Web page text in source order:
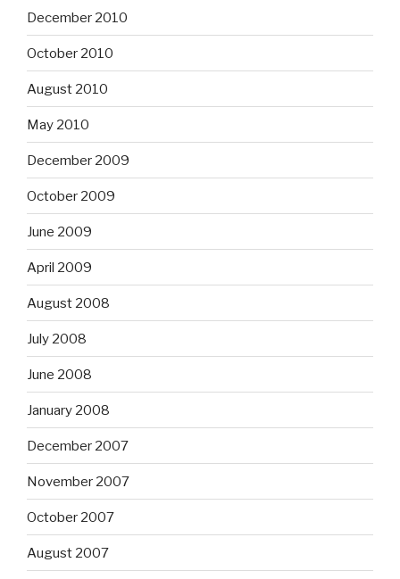
December 2010
October 2010
August 2010
May 2010
December 2009
October 2009
June 2009
April 2009
August 2008
July 2008
June 2008
January 2008
December 2007
November 2007
October 2007
August 2007